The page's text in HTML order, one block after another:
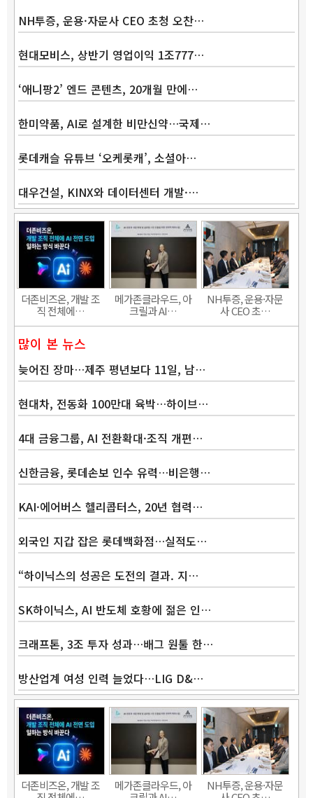
NH투증, 운용·자문사 CEO 초청 오찬…
현대모비스, 상반기 영업이익 1조777…
‘애니팡2’ 엔드 콘텐츠, 20개월 만에…
한미약품, AI로 설계한 비만신약…국제…
롯데캐슬 유튜브 ‘오케롯캐’, 소셜아…
대우건설, KINX와 데이터센터 개발·…
더존비즈온, 개발 조
직 전체에…
메가존클라우드, 아
크릴과 AI…
NH투증, 운용·자문
사 CEO 초…
많이 본 뉴스
늦어진 장마…제주 평년보다 11일, 남…
현대차, 전동화 100만대 육박…하이브…
4대 금융그룹, AI 전환확대·조직 개편…
신한금융, 롯데손보 인수 유력…비은행…
KAI·에어버스 헬리콥터스, 20년 협력…
외국인 지갑 잡은 롯데백화점…실적도…
“하이닉스의 성공은 도전의 결과. 지…
SK하이닉스, AI 반도체 호황에 젊은 인…
크래프톤, 3조 투자 성과…배그 원툴 한…
방산업계 여성 인력 늘었다…LIG D&…
더존비즈온, 개발 조
메가존클라우드, 아
NH투증, 운용·자문